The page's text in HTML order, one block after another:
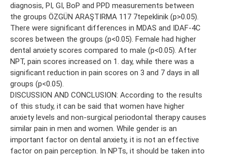
diagnosis, PI, GI, BoP and PPD measurements between
the groups ÖZGÜN ARAŞTIRMA 117 7tepeklinik (p>0.05).
There were significant differences in MDAS and IDAF-4C
scores between the groups (p<0.05). Female had higher
dental anxiety scores compared to male (p<0.05). After
NPT, pain scores increased on 1. day, while there was a
significant reduction in pain scores on 3 and 7 days in all
groups (p<0.05).
DISCUSSION AND CONCLUSION: According to the results
of this study, it can be said that women have higher
anxiety levels and non-surgical periodontal therapy causes
similar pain in men and women. While gender is an
important factor on dental anxiety, it is not an effective
factor on pain perception. In NPTs, it should be taken into